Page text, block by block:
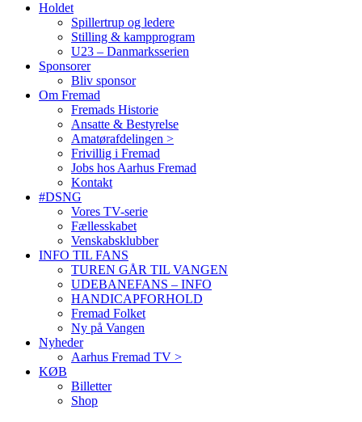
Holdet
Spillertrup og ledere
Stilling & kampprogram
U23 – Danmarksserien
Sponsorer
Bliv sponsor
Om Fremad
Fremads Historie
Ansatte & Bestyrelse
Amatørafdelingen >
Frivillig i Fremad
Jobs hos Aarhus Fremad
Kontakt
#DSNG
Vores TV-serie
Fællesskabet
Venskabsklubber
INFO TIL FANS
TUREN GÅR TIL VANGEN
UDEBANEFANS – INFO
HANDICAPFORHOLD
Fremad Folket
Ny på Vangen
Nyheder
Aarhus Fremad TV >
KØB
Billetter
Shop